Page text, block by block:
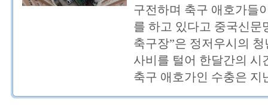
구전하며 축구 애호가들
를 하고 있다고 중국신문
축구장”은 정저우시의
사비를 털어 한달간의 시
축구 애호가인 수충은 지